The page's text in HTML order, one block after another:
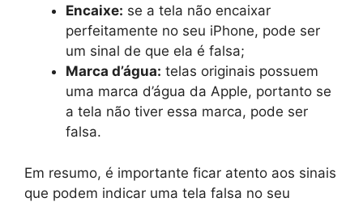
Encaixe: se a tela não encaixar
perfeitamente no seu iPhone, pode ser
um sinal de que ela é falsa;
Marca d’água: telas originais possuem
uma marca d’água da Apple, portanto se
a tela não tiver essa marca, pode ser
falsa.
Em resumo, é importante ficar atento aos sinais
que podem indicar uma tela falsa no seu